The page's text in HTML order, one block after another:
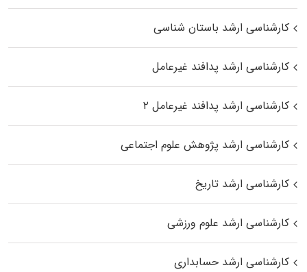
کارشناسی ارشد باستان شناسی
کارشناسی ارشد پدافند غیرعامل
کارشناسی ارشد پدافند غیرعامل ۲
کارشناسی ارشد پژوهش علوم اجتماعی
کارشناسی ارشد تاریخ
کارشناسی ارشد علوم ورزشی
کارشناسی ارشد حسابداری